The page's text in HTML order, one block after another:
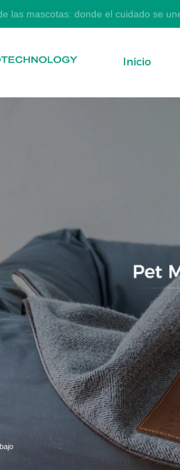
las mascotas: donde el cuidado se
Inicio